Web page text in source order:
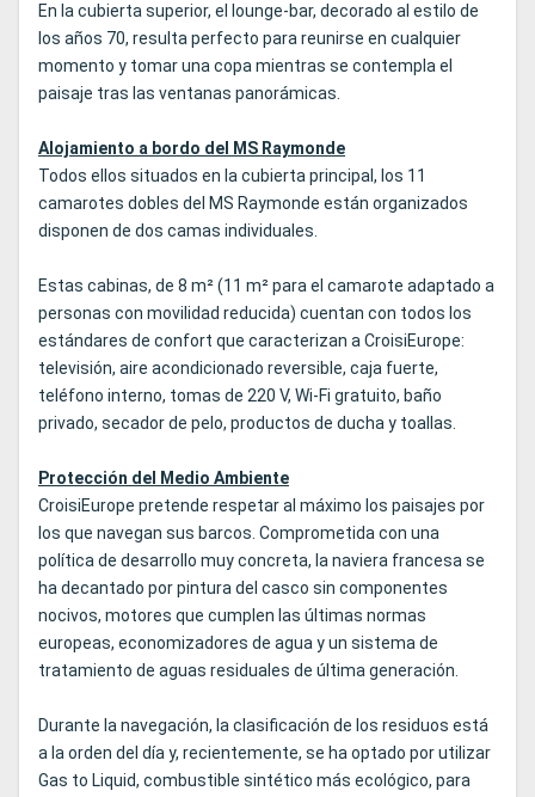
En la cubierta superior, el lounge-bar, decorado al estilo de
los años 70, resulta perfecto para reunirse en cualquier
momento y tomar una copa mientras se contempla el
paisaje tras las ventanas panorámicas.
Alojamiento a bordo del MS Raymonde
Todos ellos situados en la cubierta principal, los 11
camarotes dobles del MS Raymonde están organizados
disponen de dos camas individuales.
Estas cabinas, de 8 m² (11 m² para el camarote adaptado a
personas con movilidad reducida) cuentan con todos los
estándares de confort que caracterizan a CroisiEurope:
televisión, aire acondicionado reversible, caja fuerte,
teléfono interno, tomas de 220 V, Wi-Fi gratuito, baño
privado, secador de pelo, productos de ducha y toallas.
Protección del Medio Ambiente
CroisiEurope pretende respetar al máximo los paisajes por
los que navegan sus barcos. Comprometida con una
política de desarrollo muy concreta, la naviera francesa se
ha decantado por pintura del casco sin componentes
nocivos, motores que cumplen las últimas normas
europeas, economizadores de agua y un sistema de
tratamiento de aguas residuales de última generación.
Durante la navegación, la clasificación de los residuos está
a la orden del día y, recientemente, se ha optado por utilizar
Gas to Liquid, combustible sintético más ecológico, para